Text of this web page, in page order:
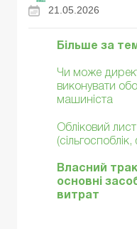
21.05.2026
Більше за
Чи може
виконувати
машиніста
Обліковий
Власний
основні
витрат